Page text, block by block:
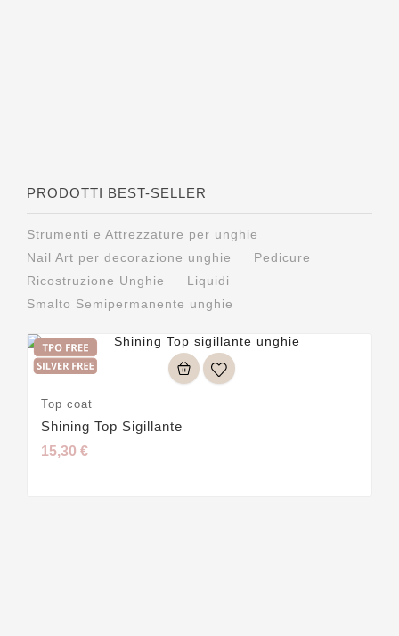
PRODOTTI BEST-SELLER
Strumenti e Attrezzature per unghie
Nail Art per decorazione unghie
Pedicure
Ricostruzione Unghie
Liquidi
Smalto Semipermanente unghie
Top coat
Shining Top Sigillante
15,30 €